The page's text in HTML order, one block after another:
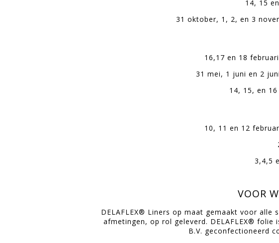
14, 15
31 oktober, 1, 2, en 3
16,17 en 18
31 mei, 1 juni en 2
14, 15, en
10, 11 en 12
3,4,5
VOOR
DELAFLEX® Liners op maat gemaakt voor alle
afmetingen, op rol geleverd. DELAFLEX® folie
B.V. geconfectioneerd